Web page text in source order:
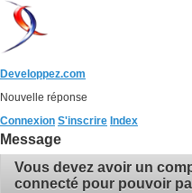
Developpez.com
Nouvelle réponse
Connexion S'inscrire Index
Message
Vous devez avoir un
connecté pour pouvoir